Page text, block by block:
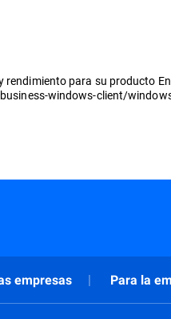
para su producto
windows-client/
empresas Para la